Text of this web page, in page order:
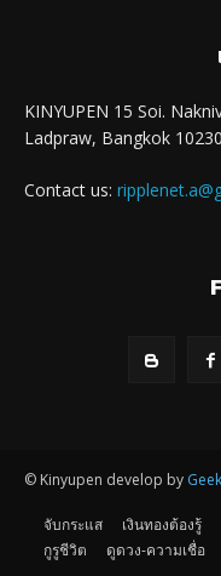
KINYUPEN 15 Soi.
Ladpraw, Bangkok 10230
Contact us:
© Kinyupen develop by
จับกระแส เงินทองต้องรู้
กูรูชีวิต
ดูดวง-ความเชื่อ